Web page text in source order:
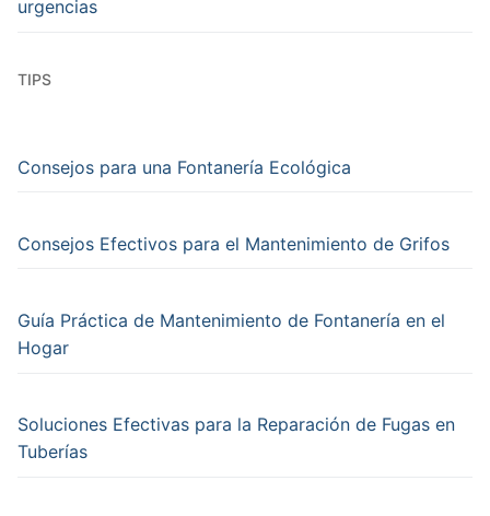
urgencias
TIPS
Consejos para una Fontanería Ecológica
Consejos Efectivos para el Mantenimiento de Grifos
Guía Práctica de Mantenimiento de Fontanería en el
Hogar
Soluciones Efectivas para la Reparación de Fugas en
Tuberías